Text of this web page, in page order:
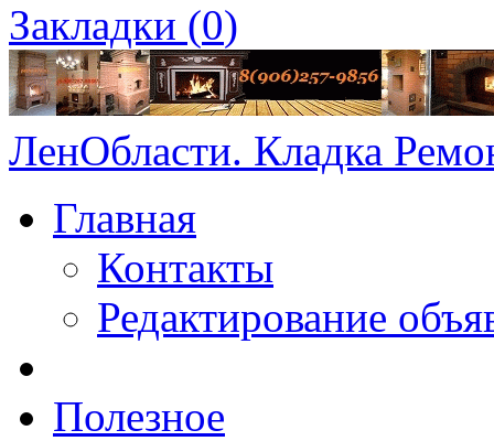
Закладки (0)
ЛенОбласти. Кладка
Главная
Контакты
Редактирование
Полезное